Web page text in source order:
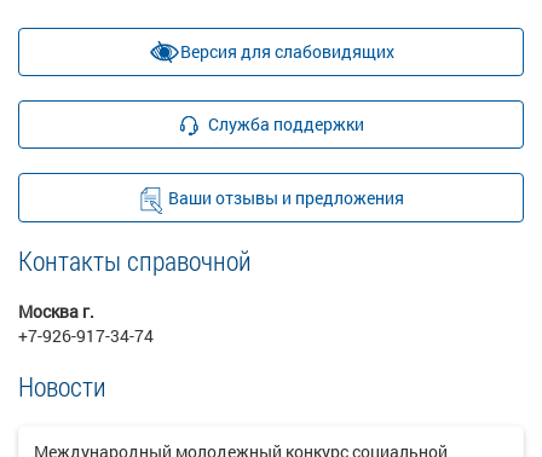
Версия для слабовидящих
Служба поддержки
Ваши отзывы и предложения
Контакты справочной
Москва г.
+7-926-917-34-74
Новости
Международный молодежный конкурс социальной